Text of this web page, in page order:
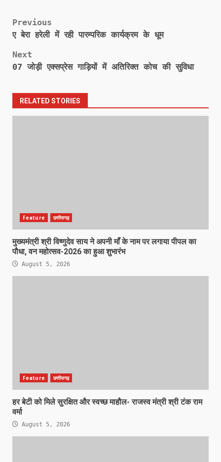
Post
navigation
Previous
ए बेरा हरेली में रही पारम्परिक कार्यक्रम के धूम
Next
07 जोड़ी एक्सप्रेस गाड़ियों में अतिरिक्त कोच की सुविधा
RELATED STORIES
Feature छत्तीसगढ़
मुख्यमंत्री श्री विष्णुदेव साय ने अपनी माँ के नाम पर लगाया पीपल का
पौधा, वन महोत्सव-2026 का हुआ शुभारंभ
August 5, 2026
Feature छत्तीसगढ़
हर बेटी को मिले सुरक्षित और स्वच्छ माहौल- राजस्व मंत्री श्री टंक राम
वर्मा
August 5, 2026